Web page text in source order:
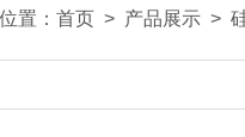
置： 首页 > 产品展示 >